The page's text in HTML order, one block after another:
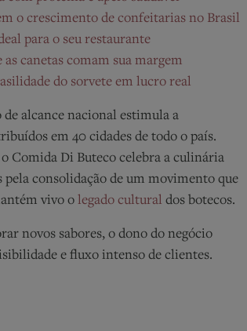
o crescimento de confeitarias no Brasil
para o seu restaurante
canetas comam sua margem
do sorvete em lucro real
de alcance nacional estimula a
em 40 cidades de todo o país.
o Comida Di Buteco celebra a culinária
pela consolidação de um movimento que
vivo o legado cultural dos botecos.
novos sabores, o dono do negócio
e fluxo intenso de clientes.